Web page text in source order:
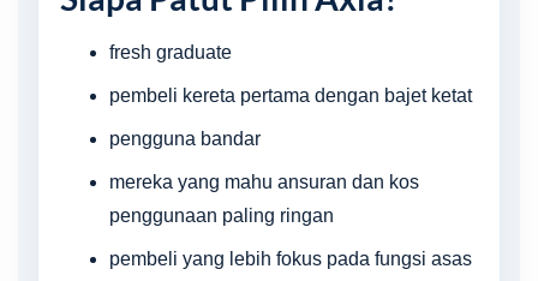
fresh graduate
pembeli kereta pertama dengan bajet ketat
pengguna bandar
mereka yang mahu ansuran dan kos
penggunaan paling ringan
pembeli yang lebih fokus pada fungsi asas